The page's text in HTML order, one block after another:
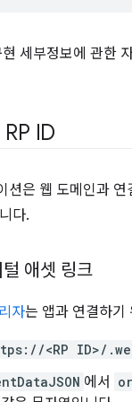
세부정보에 관한
ID
션은 웹 도메인과
다.
애셋 링크
자는 앱과 연결하기
<RP ID>/
에서